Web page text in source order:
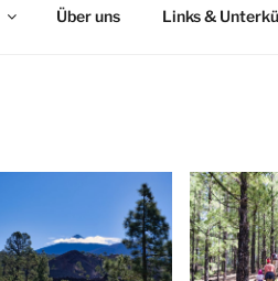
Über uns Links &